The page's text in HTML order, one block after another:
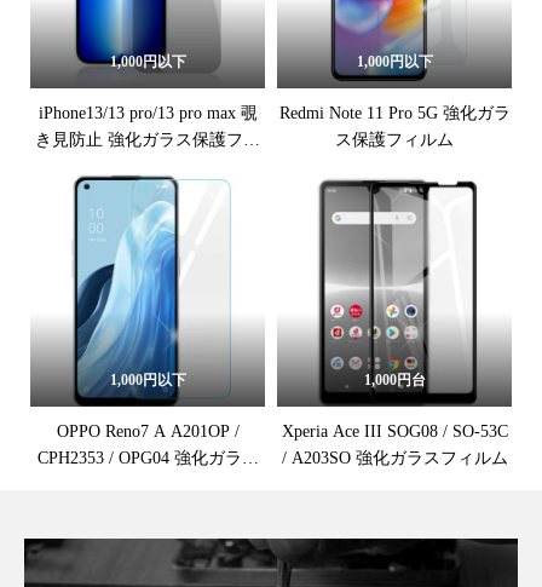
1,000円以下
iPhone13/13 pro/13 pro max 覗
き見防止 強化ガラス保護フィ
1,000円以下
Redmi Note 11 Pro 5G 強化ガラ
ス保護フィルム
1,000円以下
OPPO Reno7 A A201OP /
CPH2353 / OPG04 強化ガラス
1,000円台
Xperia Ace III SOG08 / SO-53C
/ A203SO 強化ガラスフィルム